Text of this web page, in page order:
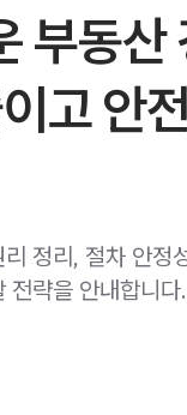
부동산
고 안
정리, 절차 안정
전략을 안내합니다.